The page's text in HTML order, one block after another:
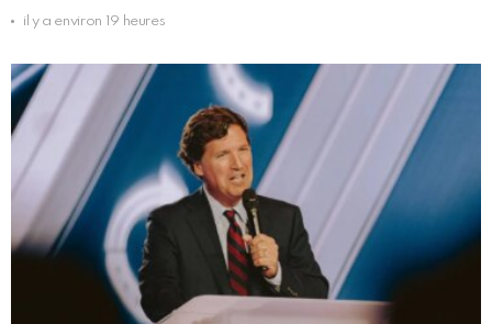
il y a environ 19 heures